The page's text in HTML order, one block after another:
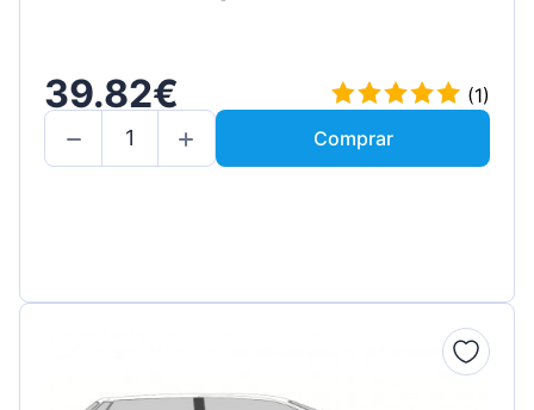
39.82€
(1)
Comprar